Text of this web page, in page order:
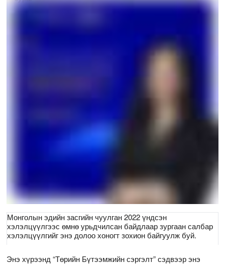
Монголын эдийн засгийн чуулган 2022 үндсэн
хэлэлцүүлгээс өмнө урьдчилсан байдлаар зургаан салбар
хэлэлцүүлгийг энэ долоо хоногт зохион байгуулж буй.
Энэ хүрээнд “Төрийн Бүтээмжийн сэргэлт” сэдвээр энэ